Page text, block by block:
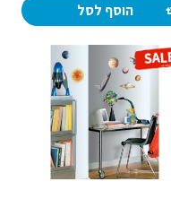
הוסף לסל